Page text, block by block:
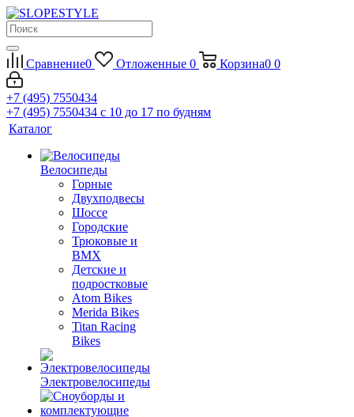
Сравнение0 Отложенные 0 Корзина0 0
+7 (495) 7550434
+7 (495) 7550434 с 10 до 17 по будням
Каталог
Велосипеды
Горные
Двухподвесы
Шоссе
Городские
Трюковые и
BMX
Детские и
подростковые
Atom Bikes
Merida Bikes
Titan Racing
Bikes
Электровелосипеды